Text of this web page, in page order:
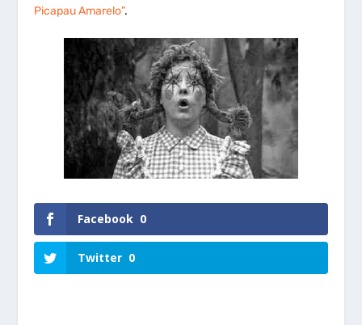
Picapau Amarelo”.
Facebook 0
Twitter 0